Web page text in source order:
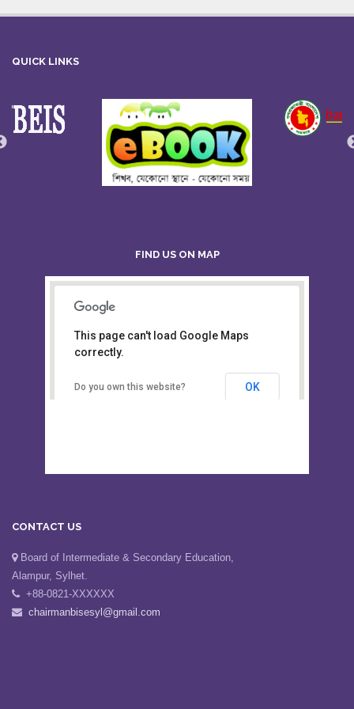
QUICK LINKS
FIND US ON MAP
Board of Intermediate &
Secondary Education, Alampur,
This page can't load Google Maps
correctly.
Do you own this website? OK
CONTACT US
Board of Intermediate & Secondary Education,
Alampur, Sylhet.
+88-0821-XXXXXX
chairmanbisesyl@gmail.com